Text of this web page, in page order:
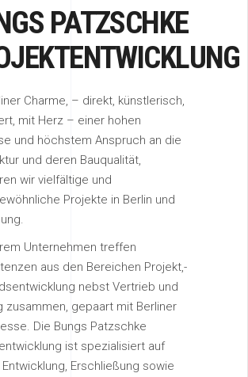
PATZSCHKE
Charme, – direkt, künstlerisch,
mit Herz – einer hohen
und höchstem Anspruch an die
und deren Bauqualität,
wir vielfältige und
Projekte in Berlin und
Unternehmen treffen
aus den Bereichen Projekt,-
nebst Vertrieb und
zusammen, gepaart mit Berliner
Die Bungs Patzschke
ist spezialisiert auf
Entwicklung, Erschließung sowie